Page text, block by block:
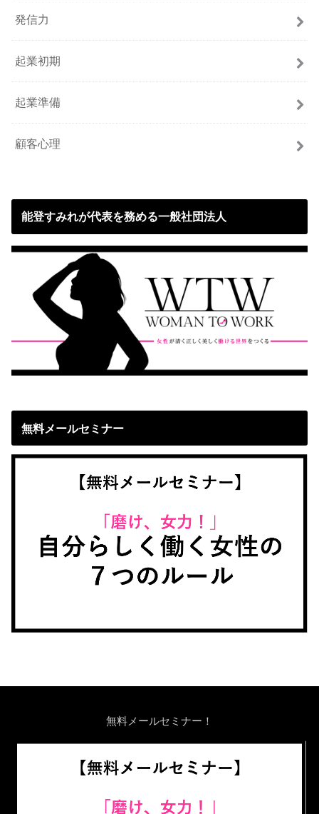
発信力
起業初期
起業準備
顧客心理
能登すみれが代表を務める一般社団法人
無料メールセミナー
無料メールセミナー！